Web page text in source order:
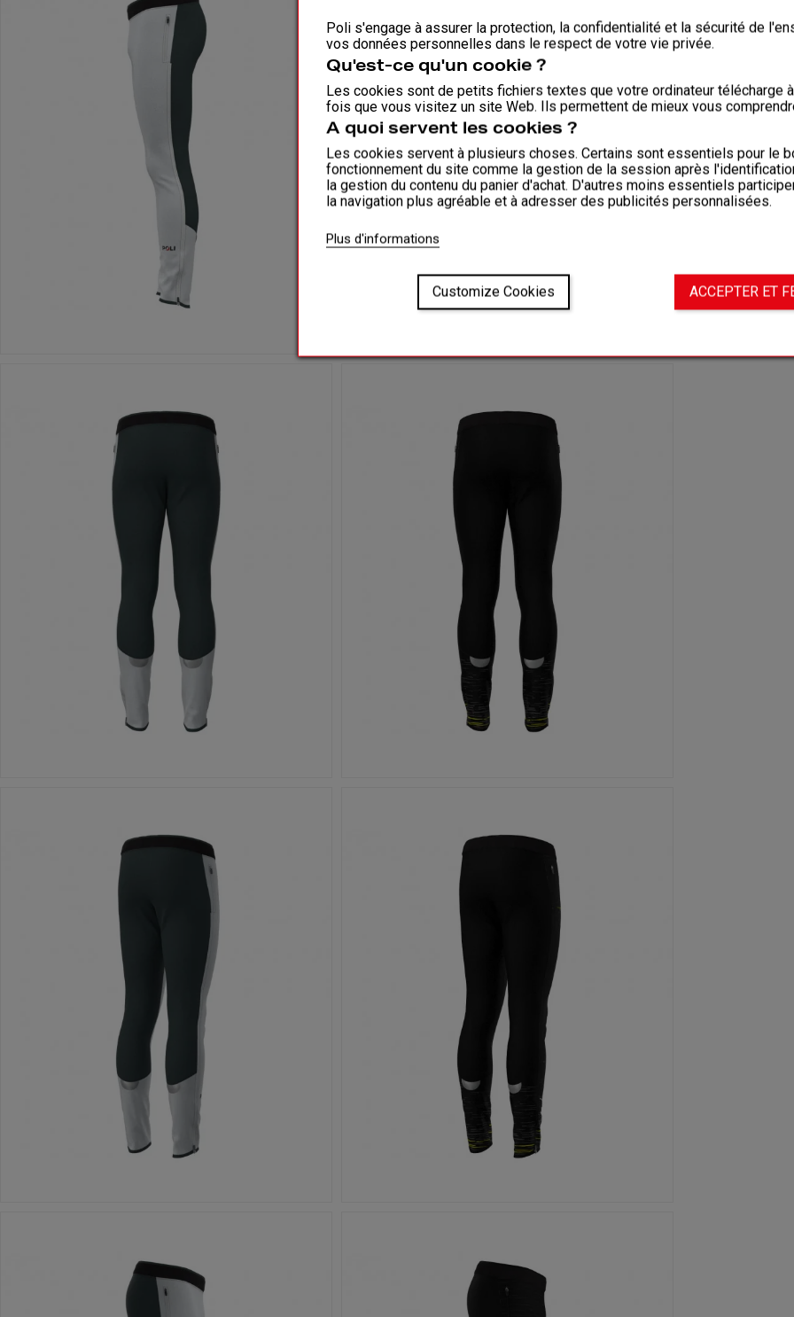
Poli s'engage à assurer la protection, la confidentialité et la sécurité de
vos données personnelles dans le respect de votre vie privée.
Qu'est-ce qu'un cookie ?
Les cookies sont de petits fichiers textes que votre ordinateur télécharge
fois que vous visitez un site Web. Ils permettent de mieux vous
A quoi servent les cookies ?
Les cookies servent à plusieurs choses. Certains sont essentiels pour le
fonctionnement du site comme la gestion de la session après
la gestion du contenu du panier d'achat. D'autres moins essentiels
la navigation plus agréable et à adresser des publicités personnalisées.
Plus d'informations
ACCEPTER ET
Customize Cookies